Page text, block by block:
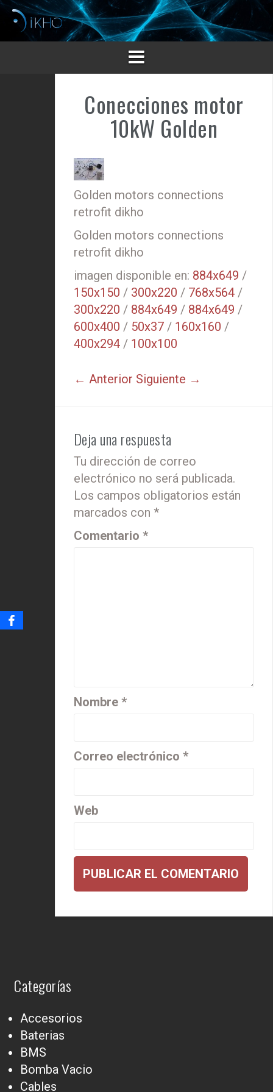
Saltar
contenido
Conecciones motor
10kW Golden
Golden motors connections
retrofit dikho
Golden motors connections
retrofit dikho
imagen disponible en: 884x649 /
150x150 / 300x220 / 768x564/
300x220 / 884x649 / 884x649 /
600x400 / 50x37/ 160x160 /
400x294/ 100x100
← Anterior Siguiente →
Deja una respuesta
Tu dirección de correo
electrónico no será publicada.
Los campos obligatorios están
marcados con *
Comentario *
Nombre *
Correo electrónico *
Web
Categorías
Accesorios
Baterias
BMS
Bomba Vacio
Cables